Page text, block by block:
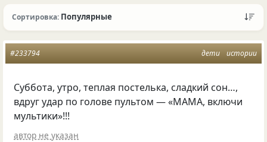
Сортировка: Популярные
дети истории
#233794
Суббота, утро, теплая постелька, сладкий сон…,
вдруг удар по голове пультом — «МАМА, включи
мультики»!!!
автор не указан